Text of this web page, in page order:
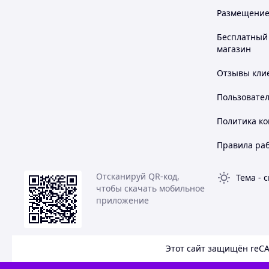
— награда за выдающиеся
— памятная
📍 Вся контактная информация — на странице Контакты
Размещение
Бесплатный
магазин
Отзывы
Политика
Правила
Отсканируй QR-код,
чтобы скачать мобильное
приложение
Тема -
Этот сайт защищён